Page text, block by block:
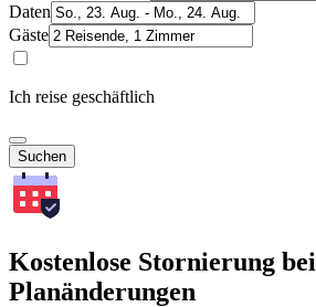
Daten
Gäste
Ich reise geschäftlich
Suchen
Kostenlose Stornierung bei
Planänderungen